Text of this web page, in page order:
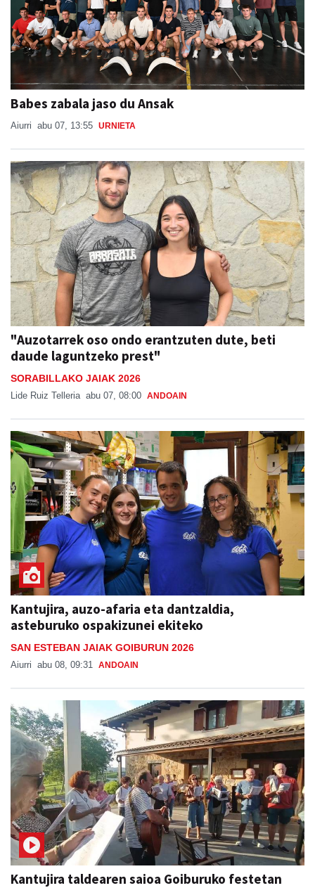
Babes zabala jaso du Ansak
Aiurri abu 07, 13:55 URNIETA
"Auzotarrek oso ondo erantzuten dute, beti
daude laguntzeko prest"
SORABILLAKO JAIAK 2026
Lide Ruiz Telleria abu 07, 08:00 ANDOAIN
Kantujira, auzo-afaria eta dantzaldia,
asteburuko ospakizunei ekiteko
SAN ESTEBAN JAIAK GOIBURUN 2026
Aiurri abu 08, 09:31 ANDOAIN
Kantujira taldearen saioa Goiburuko festetan